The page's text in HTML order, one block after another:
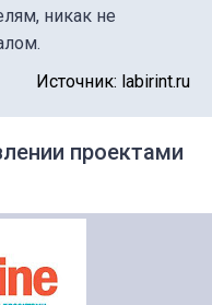
никак не
Источник: labirint.ru
проектами